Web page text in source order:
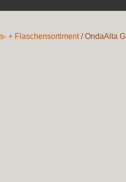
+ Flaschensortiment/ OndaAlta